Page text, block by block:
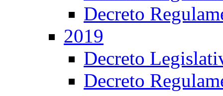
Decreto
2019
Decreto
Decreto